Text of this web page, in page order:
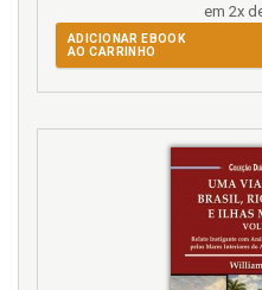
em 2x
ADICIONAR EBOOK
AO CARRINHO